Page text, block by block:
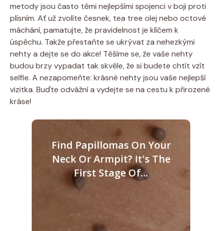
metody jsou často těmi nejlepšími spojenci v boji proti
plísním. Ať už zvolíte česnek, tea tree olej nebo octové
máchání, pamatujte, že pravidelnost je klíčem k
úspěchu. Takže přestaňte se ukrývat za nehezkými
nehty a dejte se do akce! Těšíme se, že vaše nehty
budou brzy vypadat tak skvěle, že si budete chtít vzít
selfie. A nezapomeňte: krásné nehty jsou vaše nejlepší
vizitka. Buďte odvážní a vydejte se na cestu k přirozené
kráse!
Find Papillomas On Your
Neck Or Armpit? It's The
First Stage Of...